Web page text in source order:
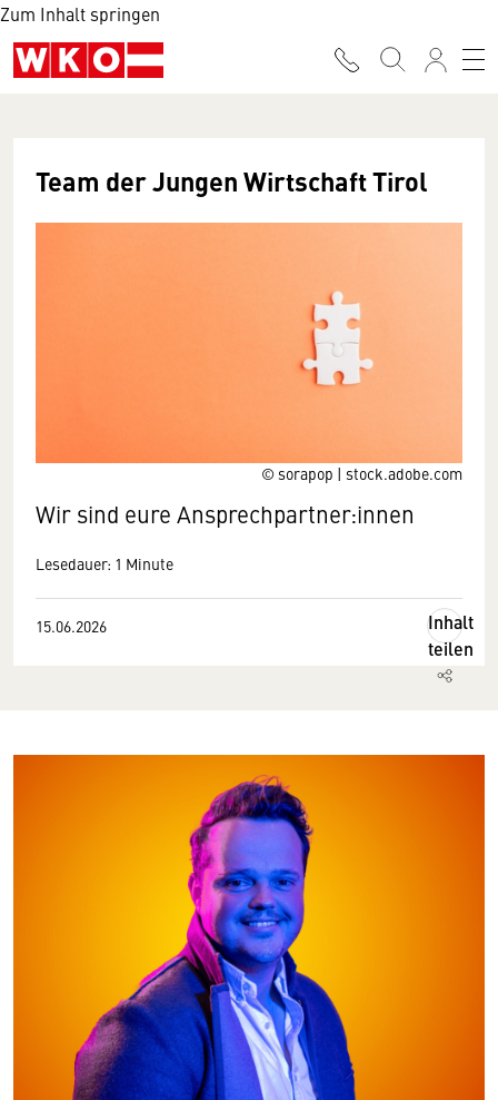
Zum Inhalt springen
© sorapop | stock.adobe.com
Team der Jungen Wirtschaft Tirol
Wir sind eure Ansprechpartner:innen
Lesedauer: 1 Minute
15.06.2026
Inhalt
teilen